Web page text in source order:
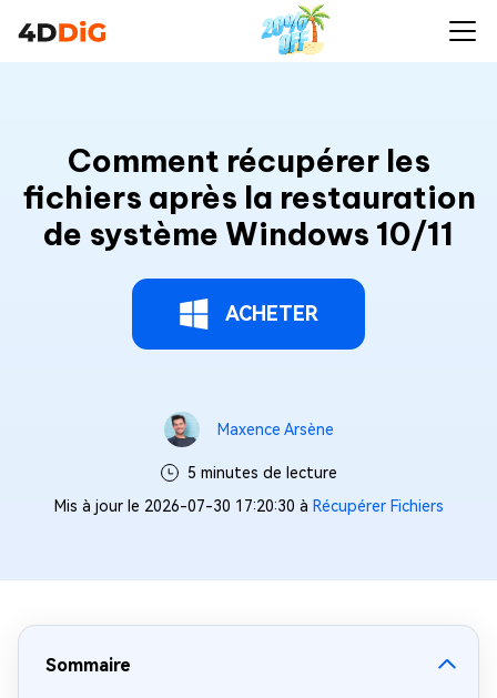
Comment récupérer les
fichiers après la restauration
de système Windows 10/11
ACHETER
Maxence Arsène
5 minutes de lecture
Mis à jour le 2026-07-30 17:20:30 à Récupérer Fichiers
Sommaire